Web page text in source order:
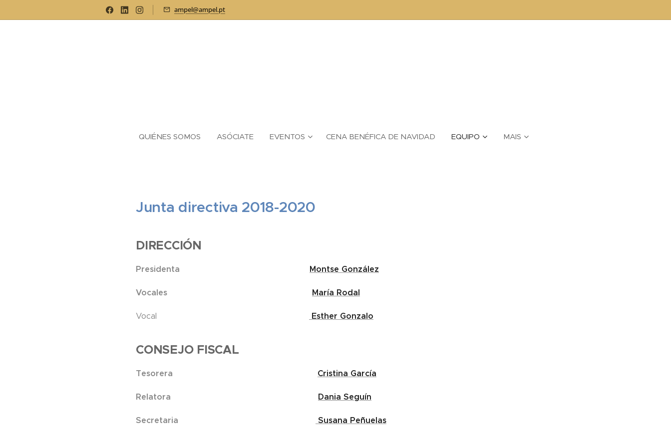
ampel@ampel.pt
QUIÉNES SOMOS ASÓCIATE EVENTOS CENA BENÉFICA DE NAVIDAD EQUIPO MAIS
Junta directiva 2018-2020
DIRECCIÓN
Presidenta Montse González
Vocales María Rodal
Vocal Esther Gonzalo
CONSEJO FISCAL
Tesorera Cristina García
Relatora Dania Seguín
Secretaria Susana Peñuelas